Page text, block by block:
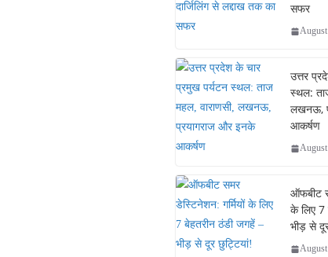
सफर
उत्तर
स्थल:
लखनऊ,
आकर्षण
ऑफबीट
के लिए 7
भीड़ से